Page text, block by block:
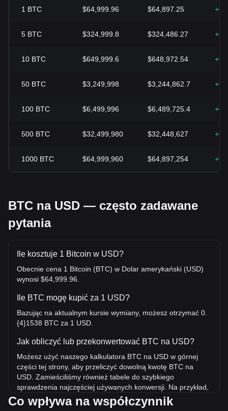
1 BTC $64,999.96 $64,897.25
5 BTC $324,999.8 $324,486.27
10 BTC $649,999.6 $648,972.54
50 BTC $3,249,998 $3,244,862.7
100 BTC $6,499,996 $6,489,725.4
500 BTC $32,499,980 $32,448,627
1000 BTC $64,999,960 $64,897,254
BTC na USD — często zadawane
pytania
Ile kosztuje 1 Bitcoin w USD?
Obecnie cena 1 Bitcoin (BTC) w Dolar amerykański (USD)
wynosi $64,999.96.
Ile BTC mogę kupić za 1 USD?
Bazując na aktualnym kursie wymiany, możesz otrzymać 0.
{4}1538 BTC za 1 USD.
Jak obliczyć lub przekonwertować BTC na USD?
Możesz użyć naszego kalkulatora BTC na USD w górnej
części tej strony, aby przeliczyć dowolną kwotę BTC na
USD. Zamieściliśmy również tabele do szybkiego
sprawdzenia najczęściej używanych konwersji. Na przykład,
5 USD jest równoważne 0.{4}7692 BTC, natomiast 5 BTC
będzie kosztować około 324,999.8USD.
Co wpływa na współczynnik